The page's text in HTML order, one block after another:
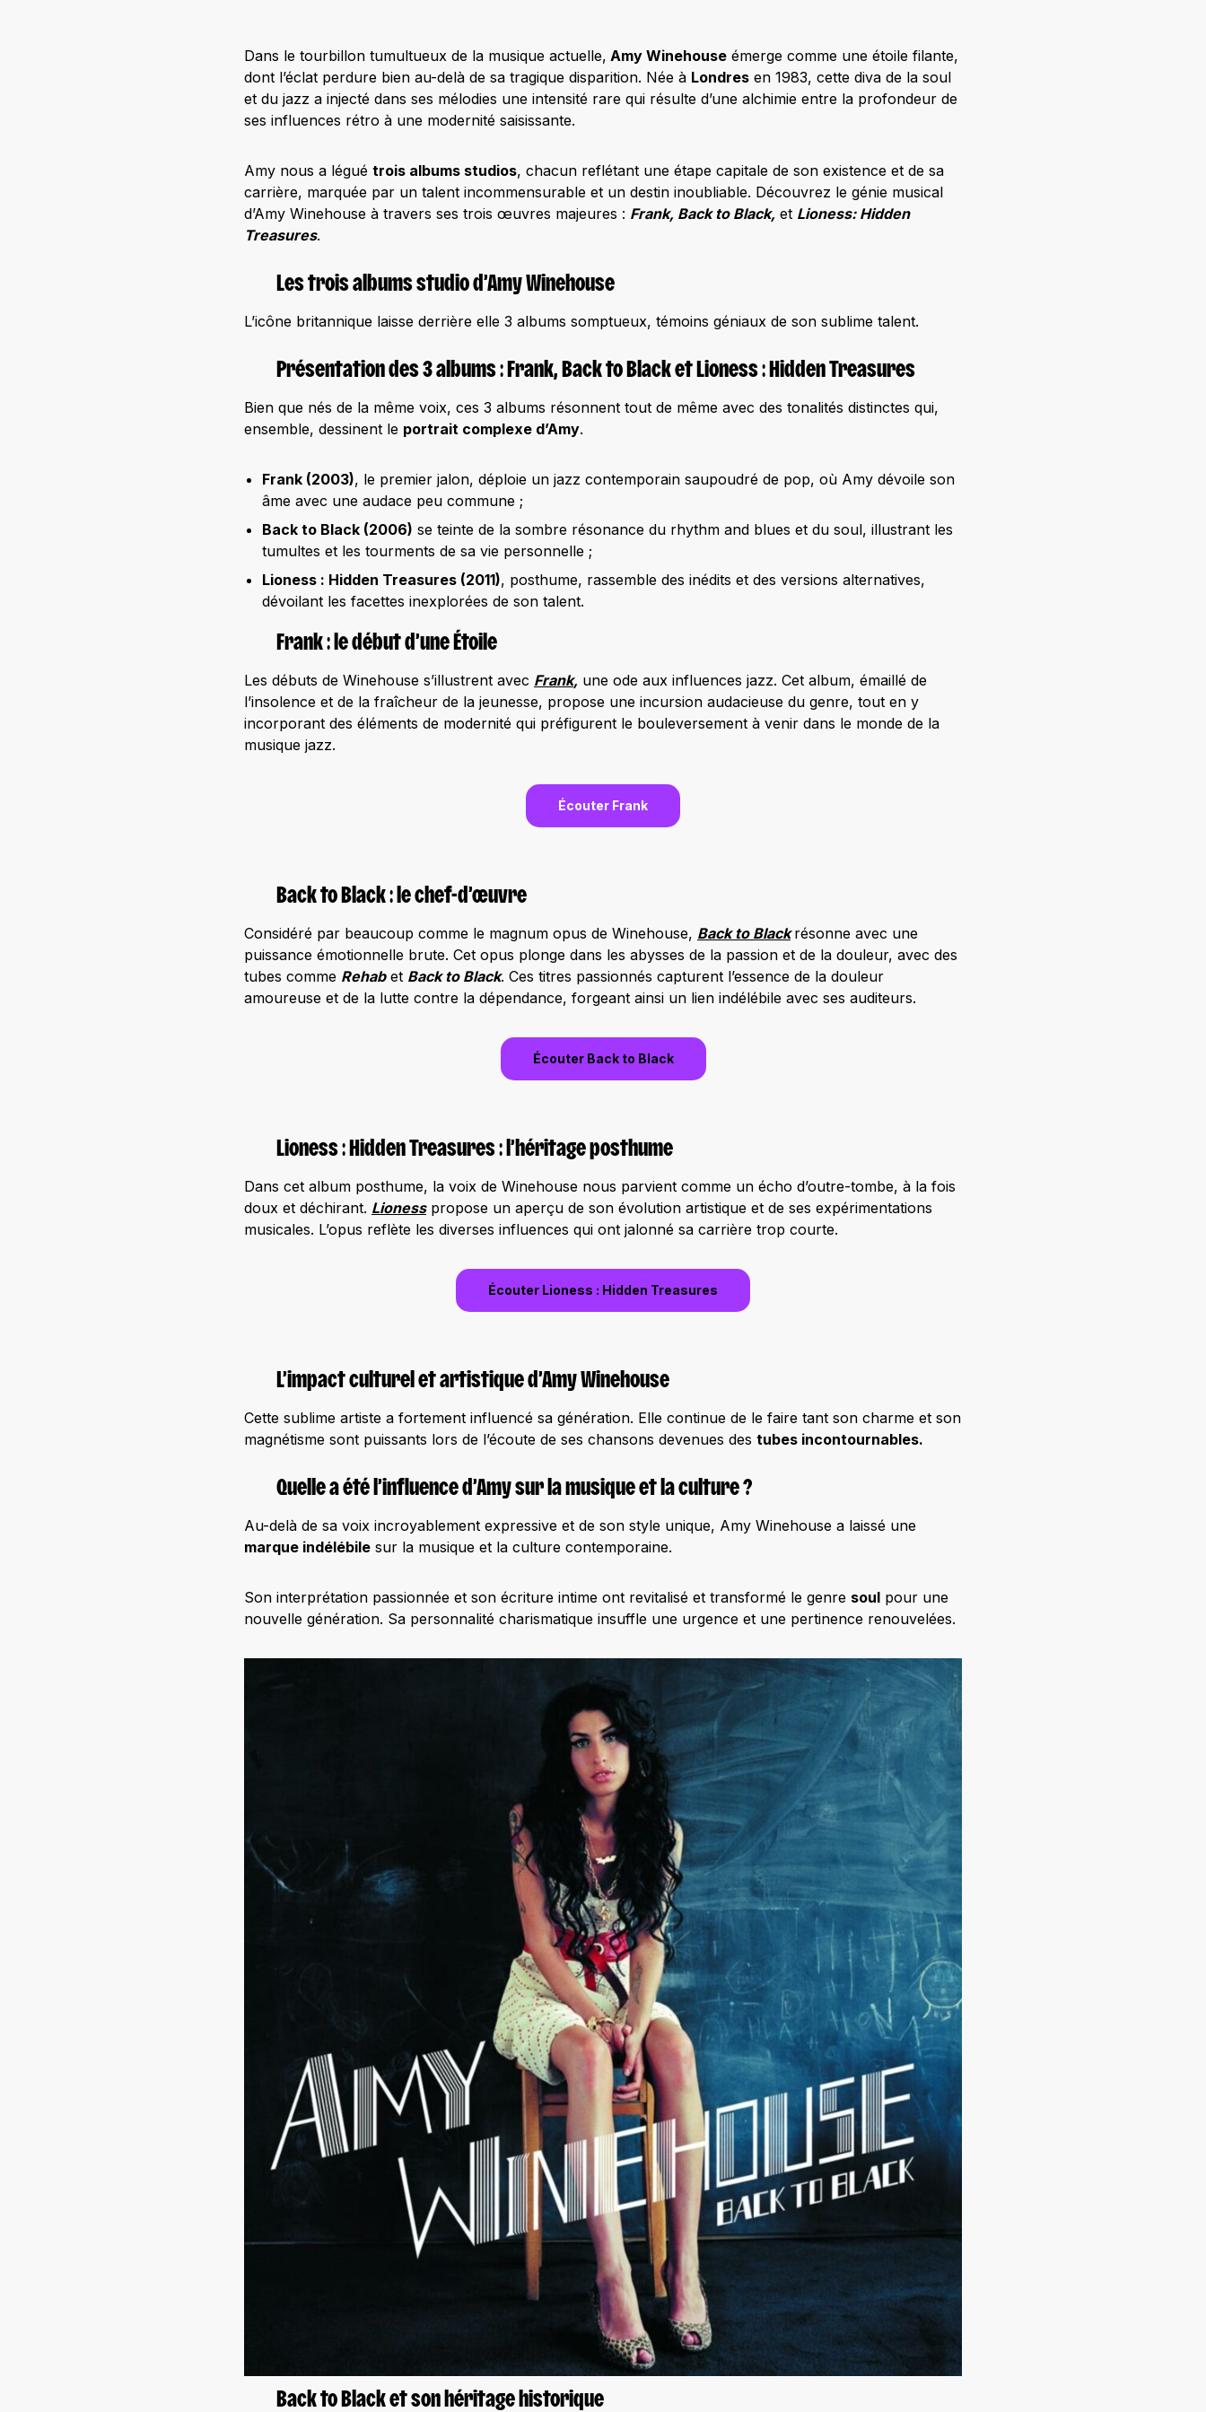
Dans le tourbillon tumultueux de la musique actuelle, Amy Winehouse émerge comme une étoile filante,
dont l’éclat perdure bien au-delà de sa tragique disparition. Née à Londres en 1983, cette diva de la soul
et du jazz a injecté dans ses mélodies une intensité rare qui résulte d’une alchimie entre la profondeur de
ses influences rétro à une modernité saisissante.
Amy nous a légué trois albums studios, chacun reflétant une étape capitale de son existence et de sa
carrière, marquée par un talent incommensurable et un destin inoubliable. Découvrez le génie musical
d’Amy Winehouse à travers ses trois œuvres majeures : Frank, Back to Black, et Lioness: Hidden
Treasures.
Les trois albums studio d’Amy Winehouse
L’icône britannique laisse derrière elle 3 albums somptueux, témoins géniaux de son sublime talent.
Présentation des 3 albums : Frank, Back to Black et Lioness : Hidden Treasures
Bien que nés de la même voix, ces 3 albums résonnent tout de même avec des tonalités distinctes qui,
ensemble, dessinent le portrait complexe d’Amy.
Frank (2003), le premier jalon, déploie un jazz contemporain saupoudré de pop, où Amy dévoile son
âme avec une audace peu commune ;
Back to Black (2006) se teinte de la sombre résonance du rhythm and blues et du soul, illustrant les
tumultes et les tourments de sa vie personnelle ;
Lioness : Hidden Treasures (2011), posthume, rassemble des inédits et des versions alternatives,
dévoilant les facettes inexplorées de son talent.
Frank : le début d’une Étoile
Les débuts de Winehouse s’illustrent avec Frank, une ode aux influences jazz. Cet album, émaillé de
l’insolence et de la fraîcheur de la jeunesse, propose une incursion audacieuse du genre, tout en y
incorporant des éléments de modernité qui préfigurent le bouleversement à venir dans le monde de la
musique jazz.
Écouter Frank
Back to Black : le chef-d’œuvre
Considéré par beaucoup comme le magnum opus de Winehouse, Back to Black résonne avec une
puissance émotionnelle brute. Cet opus plonge dans les abysses de la passion et de la douleur, avec des
tubes comme Rehabet Back to Black. Ces titres passionnés capturent l’essence de la douleur
amoureuse et de la lutte contre la dépendance, forgeant ainsi un lien indélébile avec ses auditeurs.
Écouter Back to Black
Lioness : Hidden Treasures : l’héritage posthume
Dans cet album posthume, la voix de Winehouse nous parvient comme un écho d’outre-tombe, à la fois
doux et déchirant. Lionesspropose un aperçu de son évolution artistique et de ses expérimentations
musicales. L’opus reflète les diverses influences qui ont jalonné sa carrière trop courte.
Écouter Lioness : Hidden Treasures
L’impact culturel et artistique d’Amy Winehouse
Cette sublime artiste a fortement influencé sa génération. Elle continue de le faire tant son charme et son
magnétisme sont puissants lors de l’écoute de ses chansons devenues des tubes incontournables.
Quelle a été l’influence d’Amy sur la musique et la culture ?
Au-delà de sa voix incroyablement expressive et de son style unique, Amy Winehouse a laissé une
marque indélébile sur la musique et la culture contemporaine.
Son interprétation passionnée et son écriture intime ont revitalisé et transformé le genre soul pour une
nouvelle génération. Sa personnalité charismatique insuffle une urgence et une pertinence renouvelées.
Back to Black et son héritage historique